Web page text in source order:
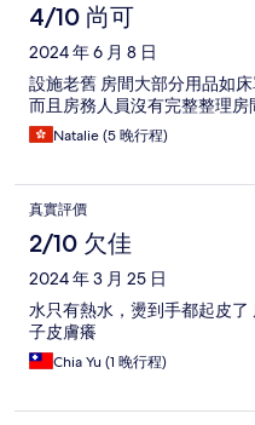
4/10 尚可
2024 年 6 月 8 日
設施老舊 房間大部分用品如
而且房務人員沒有完整整理
Natalie (5 晚行程)
真實評價
2/10 欠佳
2024 年 3 月 25 日
水只有熱水，燙到手都起皮
子皮膚癢
Chia Yu (1 晚行程)